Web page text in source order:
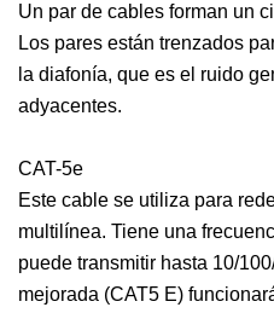
Un par de cables forman un
Los pares están trenzados
la diafonía, que es el ruido
adyacentes.
CAT-5e
Este cable se utiliza para
multilínea. Tiene una
puede transmitir hasta 10/
mejorada (CAT5 E)